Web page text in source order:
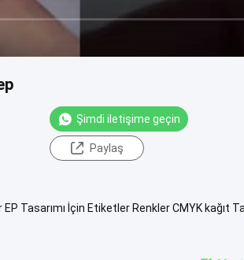
Şimdi iletişime geçin
Paylaş
Tasarımı İçin Etiketler Renkler CMYK kağıt